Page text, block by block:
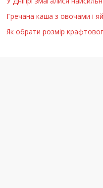
Гречана каша з овочами і
Як обрати розмір